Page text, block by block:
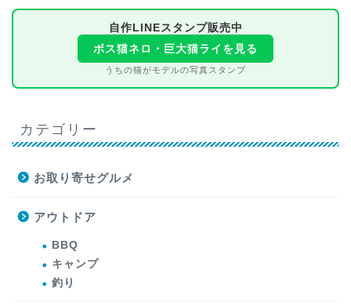
自作LINEスタンプ販売中
ボス猫ネロ・巨大猫ライを見る
うちの猫がモデルの写真スタンプ
カテゴリー
お取り寄せグルメ
アウトドア
BBQ
キャンプ
釣り